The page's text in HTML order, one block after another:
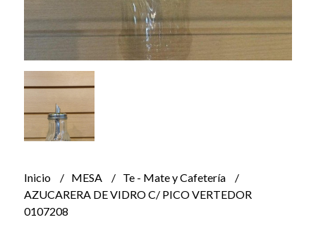
Inicio MESA
Te - Mate y Cafetería
AZUCARERA DE VIDRO C/ PICO VERTEDOR
0107208